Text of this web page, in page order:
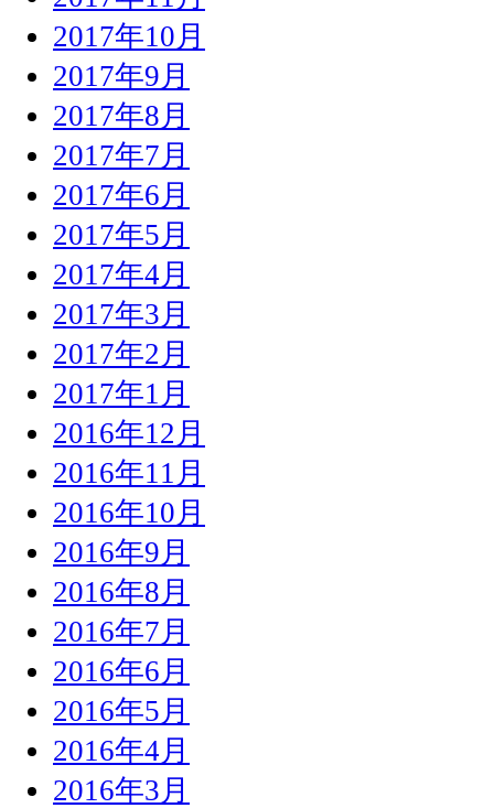
2017年10月
2017年9月
2017年8月
2017年7月
2017年6月
2017年5月
2017年4月
2017年3月
2017年2月
2017年1月
2016年12月
2016年11月
2016年10月
2016年9月
2016年8月
2016年7月
2016年6月
2016年5月
2016年4月
2016年3月